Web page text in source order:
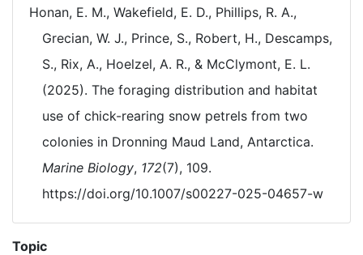
Honan, E. M., Wakefield, E. D., Phillips, R. A.,
Grecian, W. J., Prince, S., Robert, H., Descamps,
S., Rix, A., Hoelzel, A. R., & McClymont, E. L.
(2025). The foraging distribution and habitat
use of chick-rearing snow petrels from two
colonies in Dronning Maud Land, Antarctica.
Marine Biology, 172(7), 109.
https://doi.org/10.1007/s00227-025-04657-w
Topic